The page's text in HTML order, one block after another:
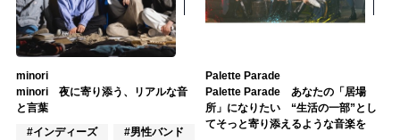
minori
minori 夜に寄り添う、リアルな音
と言葉
#インディーズ
#男性バンド #J-POP
Palette Parade
Palette Parade あなたの「居場
所」になりたい “生活の一部”とし
てそっと寄り添えるような音楽を